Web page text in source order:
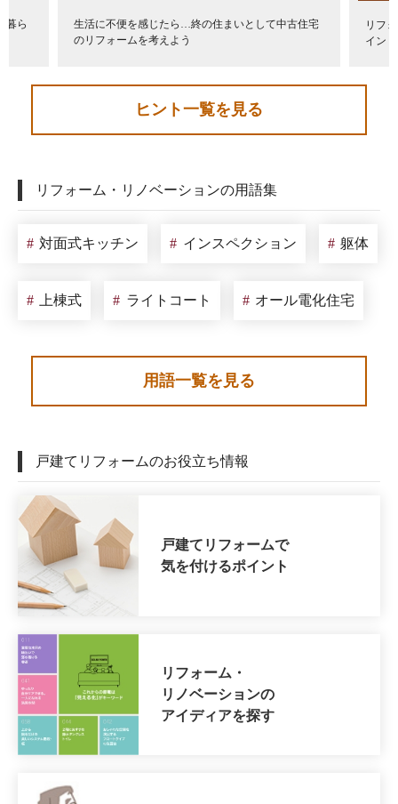
暮ら
生活に不便を感じたら…終の住まいとして中古住宅
のリフォームを考えよう
リフ
イント
ヒント一覧を見る
リフォーム・リノベーションの用語集
対面式キッチン インスペクション 躯体
上棟式 ライトコート オール電化住宅
用語一覧を見る
戸建てリフォームのお役立ち情報
戸建てリフォームで
気を付けるポイント
リフォーム・
リノベーションの
アイディアを探す